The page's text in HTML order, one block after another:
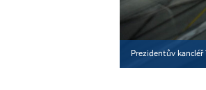
Prezidentův